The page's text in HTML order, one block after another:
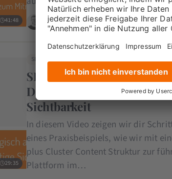
41:48
Stephan Ilg
Gründer · DM Group
29:35
SEO
SEO Content Hubs
Dein Praxiscase für
Sichtbarkeit
In diesem Video zeigen wir dir
eines Praxisbeispiels, wie wir mit
plus Cluster Content Struktur zur
Plattform im…